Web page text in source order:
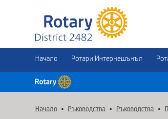
Начало Ротари Интернешънъл
Начало > Ръководства > Ръководства >